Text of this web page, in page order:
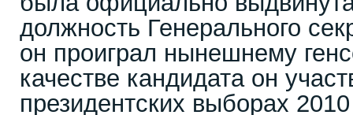
должность Генерального
он проиграл нынешнему
качестве кандидата он
президентских выборах